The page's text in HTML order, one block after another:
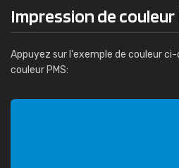
Impression de couleur
Appuyez sur l'exemple de couleur
couleur PMS: